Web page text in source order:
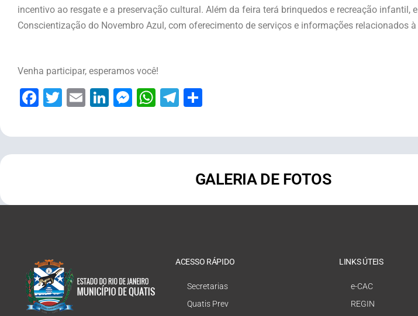
incentivo ao resgate e a preservação cultural. Além da feira terá brinquedos e recreação infantil,
Conscientização do Novembro Azul, com oferecimento de serviços e informações relacionados à
Venha participar, esperamos você!
Facebook
Twitter
EmailLinkedIn
Messenger
WhatsApp
Telegram
GALERIA DE FOTOS
ACESSO RÁPIDO
Secretarias
Quatis Prev
LINKS ÚTEIS
e-CAC
REGIN